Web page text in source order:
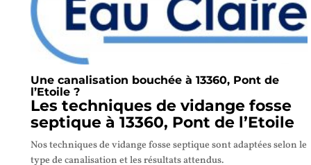
Une canalisation bouchée à 13360, Pont de
l’Etoile ?
Les techniques de vidange fosse
septique à 13360, Pont de l’Etoile
Nos techniques de vidange fosse septique sont adaptées selon le
type de canalisation et les résultats attendus.